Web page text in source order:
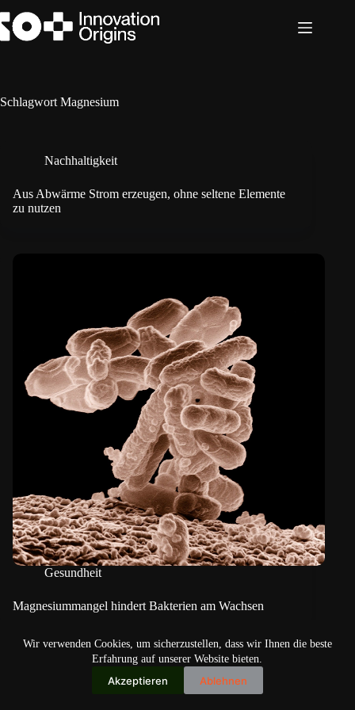
Inhalt
springen
Wir verwenden Cookies, um sicherzustellen, dass wir Ihnen die beste
Erfahrung auf unserer Website bieten.
Akzeptieren Ablehnen
Schlagwort Magnesium
Nachhaltigkeit
Aus Abwärme Strom erzeugen, ohne seltene Elemente
zu nutzen
Gesundheit
Magnesiummangel hindert Bakterien am Wachsen